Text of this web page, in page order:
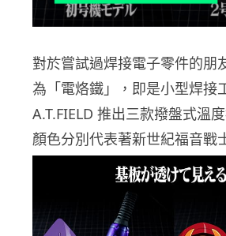
對於嘗試過焊接電子零件的朋
為「電烙鐵」，即是小型焊接
A.T.FIELD 推出三款撥盤式溫
顏色分別代表著新世紀福音戰